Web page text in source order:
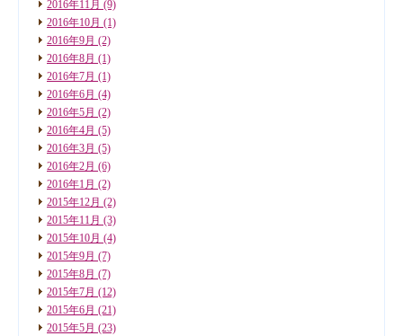
2016年11月 (9)
2016年10月 (1)
2016年9月 (2)
2016年8月 (1)
2016年7月 (1)
2016年6月 (4)
2016年5月 (2)
2016年4月 (5)
2016年3月 (5)
2016年2月 (6)
2016年1月 (2)
2015年12月 (2)
2015年11月 (3)
2015年10月 (4)
2015年9月 (7)
2015年8月 (7)
2015年7月 (12)
2015年6月 (21)
2015年5月 (23)